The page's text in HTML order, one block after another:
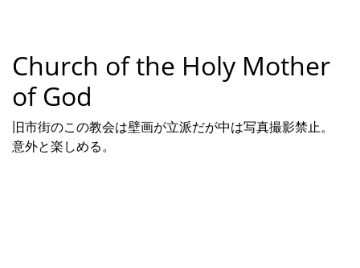
Church of the Holy Mother
of God
旧市街のこの教会は壁画が立派だが中は写真撮影禁止。
意外と楽しめる。